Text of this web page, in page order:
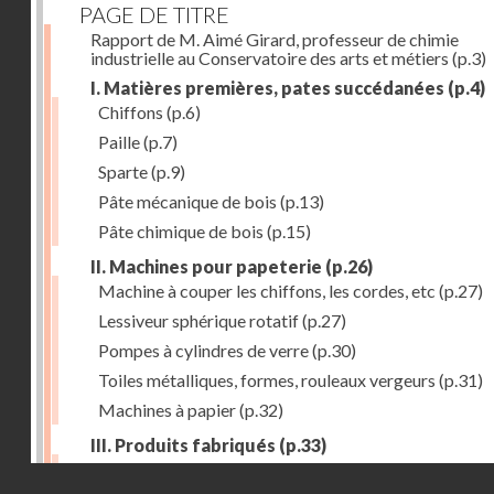
PAGE DE TITRE
Rapport de M. Aimé Girard, professeur de chimie
industrielle au Conservatoire des arts et métiers (p.3)
I. Matières premières, pates succédanées (p.4)
Chiffons (p.6)
Paille(p.7)
Sparte(p.9)
Pâte mécanique de bois (p.13)
Pâte chimique de bois (p.15)
II. Machines pour papeterie (p.26)
Machine à couper les chiffons, les cordes, etc (p.27)
Lessiveur sphérique rotatif(p.27)
Pompes à cylindres de verre(p.30)
Toiles métalliques, formes, rouleaux vergeurs (p.31)
Machines à papier(p.32)
III. Produits fabriqués (p.33)
Papiers à journaux(p.39)